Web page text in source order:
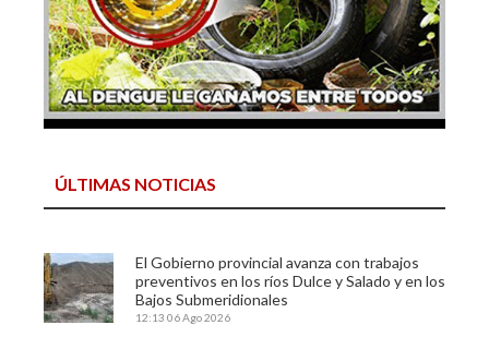
ÚLTIMAS NOTICIAS
El Gobierno provincial avanza con trabajos
preventivos en los ríos Dulce y Salado y en los
Bajos Submeridionales
12:13 06 Ago 2026